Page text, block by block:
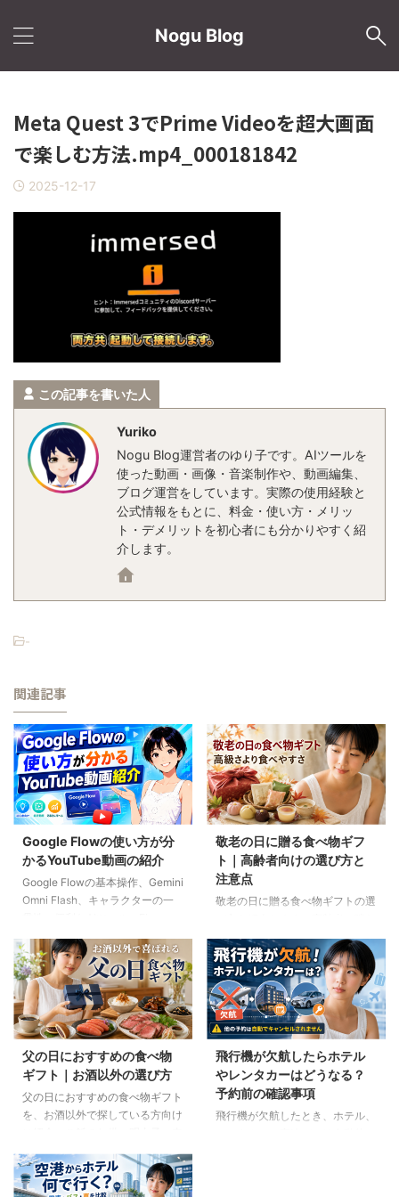
Nogu Blog
Meta Quest 3でPrime Videoを超大画面
で楽しむ方法.mp4_000181842
2025-12-17
この記事を書いた人
Yuriko
Nogu Blog運営者のゆり子です。AIツールを
使った動画・画像・音楽制作や、動画編集、
ブログ運営をしています。実際の使用経験と
公式情報をもとに、料金・使い方・メリッ
ト・デメリットを初心者にも分かりやすく紹
介します。
-
関連記事
Google Flowの使い方が分
かるYouTube動画の紹介
Google Flowの基本操作、Gemini
Omni Flash、キャラクターの一
研究室の長編動画18本を、目的別
に分かりやすく紹介します。
敬老の日に贈る食べ物ギフ
ト｜高齢者向けの選び方と
注意点
敬老の日に贈る食べ物ギフトの選
力や好み、食事制限、保存方法に
配慮しながら、和菓子、スープ、
ご飯のお供、やわらか食などの候
補をわかりやすく解説します。
父の日におすすめの食べ物
ギフト｜お酒以外の選び方
父の日におすすめの食べ物ギフト
を、お酒以外で探している方向け
など、父の好みに合わせた選び方
と注意点を解説します。
飛行機が欠航したらホテル
やレンタカーはどうなる？
予約前の確認事項
飛行機が欠航したとき、ホテル、